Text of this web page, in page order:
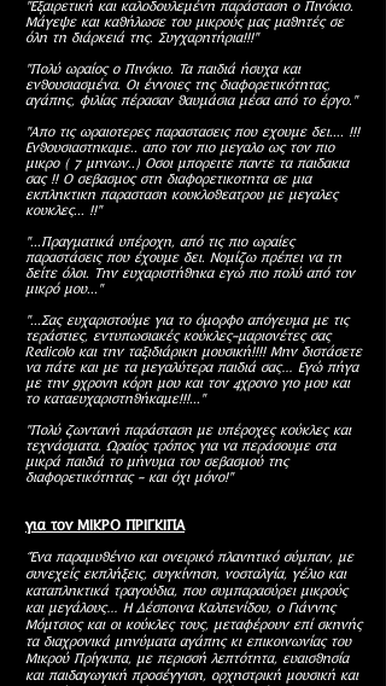
"Εξαιρετική και καλοδουλεμένη παράσταση ο Πινόκιο.
Μάγεψε και καθήλωσε του μικρούς μας μαθητές σε
όλη τη διάρκειά της. Συγχαρητήρια!!!"​
"Πολύ ωραίος ο Πινόκιο. Τα παιδιά ήσυχα και
ενθουσιασμένα. Οι έννοιες της διαφορετικότητας,
αγάπης, φιλίας πέρασαν θαυμάσια μέσα από το έργο."
"Απο τις ωραιοτερες παραστασεις που εχουμε δει.... !!!
Ενθουσιαστηκαμε.. απο τον πιο μεγαλο ως τον πιο
μικρο ( 7 μηνων..) Οσοι μπορειτε παντε τα παιδακια
σας !! Ο σεβασμος στη διαφορετικοτητα σε μια
εκπληκτικη παρασταση κουκλοθεατρου με μεγαλες
κουκλες... !!"
"...Πραγματικά υπέροχη, από τις πιο ωραίες
παραστάσεις που έχουμε δει. Νομίζω πρέπει να τη
δείτε όλοι. Την ευχαριστήθηκα εγώ πιο πολύ από τον
μικρό μου..."
"...Σας ευχαριστούμε για το όμορφο απόγευμα με τις
τεράστιες, εντυπωσιακές κούκλες-μαριονέτες σας
Redicolo και την ταξιδιάρικη μουσική!!!! Μην διστάσετε
να πάτε και με τα μεγαλύτερα παιδιά σας… Εγώ πήγα
με την 9χρονη κόρη μου και τον 4χρονο γιο μου και
το καταευχαριστηθήκαμε!!!..."
"Πολύ ζωντανή παράσταση με υπέροχες κούκλες και
τεχνάσματα. Ωραίος τρόπος για να περάσουμε στα
μικρά παιδιά το μήνυμα του σεβασμού της
διαφορετικότητας - και όχι μόνο!"
για τον ΜΙΚΡΟ ΠΡΙΓΚΙΠΑ
“Ένα παραμυθένιο και ονειρικό πλανητικό σύμπαν, με
συνεχείς εκπλήξεις, συγκίνηση, νοσταλγία, γέλιο και
καταπληκτικά τραγούδια, που συμπαρασύρει μικρούς
και μεγάλους… Η Δέσποινα Καλπενίδου, ο Γιάννης
Μόμτσιος και οι κούκλες τους, μεταφέρουν επί σκηνής
τα διαχρονικά μηνύματα αγάπης κι επικοινωνίας του
Μικρού Πρίγκιπα, με περισσή λεπτότητα, ευαισθησία
και παιδαγωγική προσέγγιση, ορχηστρική μουσική και